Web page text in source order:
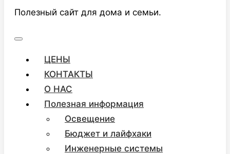
Полезный сайт для дома и семьи.
ЦЕНЫ
КОНТАКТЫ
О НАС
Полезная информация
Освещение
Бюджет и лайфхаки
Инженерные системы